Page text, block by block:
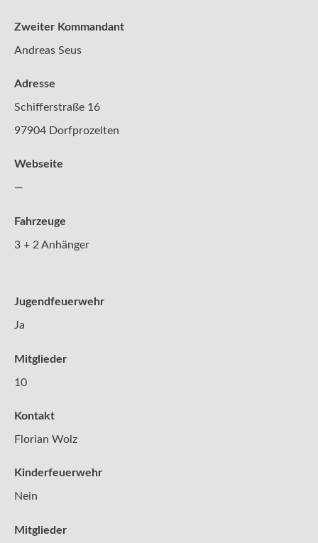
Zweiter Kommandant
Andreas Seus
Adresse
Schifferstraße 16
97904 Dorfprozelten
Webseite
—
Fahrzeuge
3 + 2 Anhänger
Jugendfeuerwehr
Ja
Mitglieder
10
Kontakt
Florian Wolz
Kinderfeuerwehr
Nein
Mitglieder